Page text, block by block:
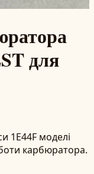
для
1E44F моделі
карбюратора.